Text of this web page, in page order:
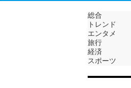
総合
トレンド
エンタメ
旅行
経済
スポーツ